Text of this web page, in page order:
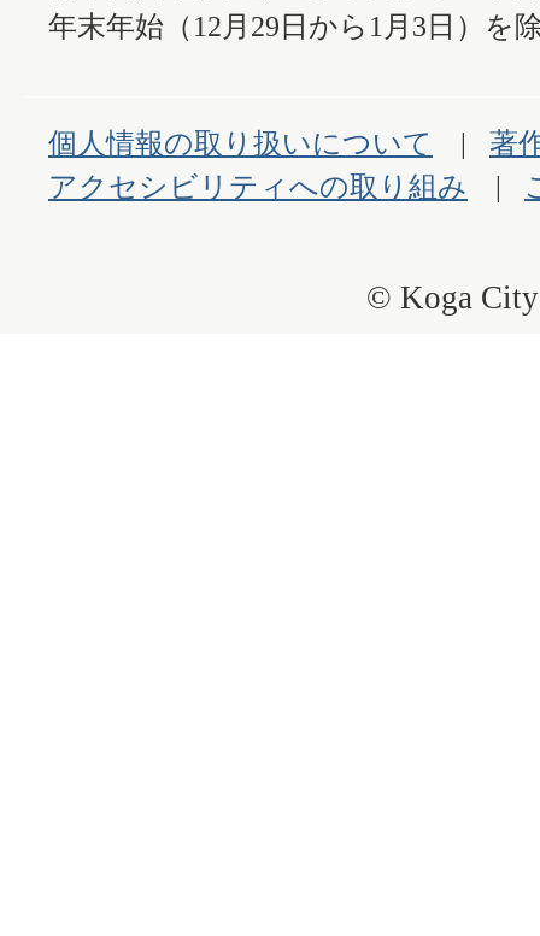
年末年始（12月29日から1月3日）を
個人情報の取り扱いについて
著
アクセシビリティへの取り組み
© Koga City